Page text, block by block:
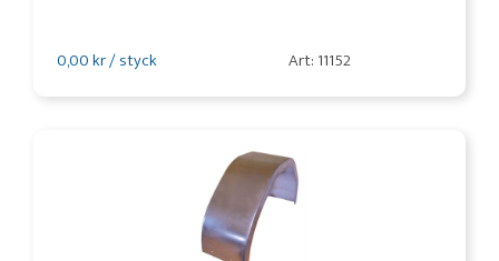
0,00 kr / styck Art: 11152